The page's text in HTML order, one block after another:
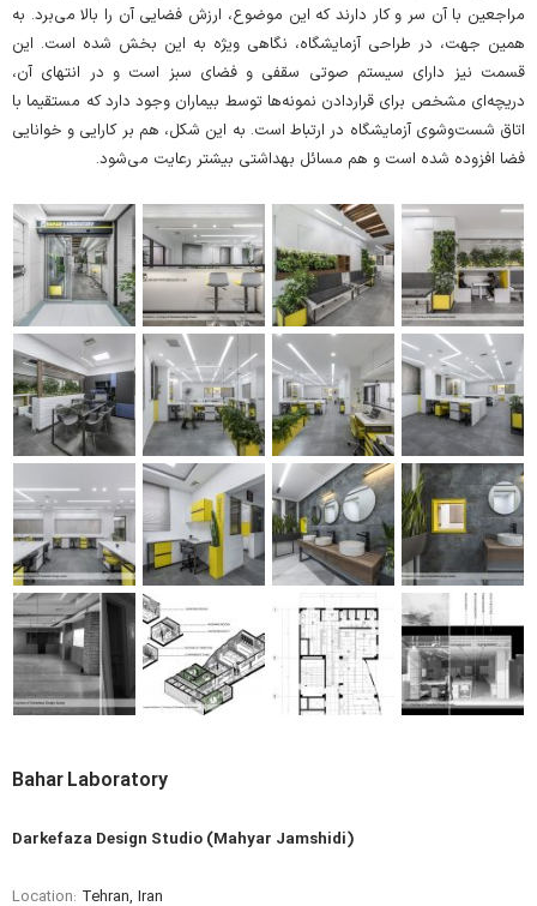
مراجعین با آن سر و کار دارند که این موضوع، ارزش فضایی آن را بالا می‌برد. به
همین جهت، در طراحی آزمایشگاه، نگاهی ویژه به این بخش شده است. این
قسمت نیز دارای سیستم صوتی سقفی و فضای سبز است و در انتهای آن،
دریچه‌ای مشخص برای قراردادن نمونه‌ها توسط بیماران وجود دارد که مستقیما با
اتاق شست‌وشوی آزمایشگاه در ارتباط است. به این شکل، هم بر کارایی و خوانایی
فضا افزوده شده است و هم مسائل بهداشتی بیشتر رعایت می‌شود.
Bahar Laboratory
Darkefaza Design Studio (Mahyar Jamshidi)
Location: Tehran, Iran